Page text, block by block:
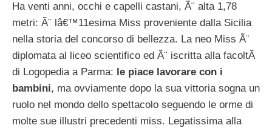
Ha venti anni, occhi e capelli castani, Ã¨ alta 1,78
metri: Ã¨ lâ€™11esima Miss proveniente dalla Sicilia
nella storia del concorso di bellezza. La neo Miss Ã¨
diplomata al liceo scientifico ed Ã¨ iscritta alla facoltÃ
di Logopedia a Parma: le piace lavorare con i
bambini, ma ovviamente dopo la sua vittoria sogna un
ruolo nel mondo dello spettacolo seguendo le orme di
molte sue illustri precedenti miss. Legatissima alla